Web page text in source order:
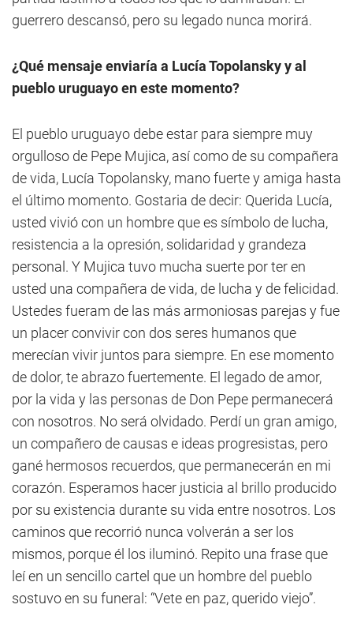
guerrero descansó, pero su legado nunca morirá.
¿Qué mensaje enviaría a Lucía Topolansky y al
pueblo uruguayo en este momento?
El pueblo uruguayo debe estar para siempre muy
orgulloso de Pepe Mujica, así como de su compañera
de vida, Lucía Topolansky, mano fuerte y amiga hasta
el último momento. Gostaria de decir: Querida Lucía,
usted vivió con un hombre que es símbolo de lucha,
resistencia a la opresión, solidaridad y grandeza
personal. Y Mujica tuvo mucha suerte por ter en
usted una compañera de vida, de lucha y de felicidad.
Ustedes fueram de las más armoniosas parejas y fue
un placer convivir con dos seres humanos que
merecían vivir juntos para siempre. En ese momento
de dolor, te abrazo fuertemente. El legado de amor,
por la vida y las personas de Don Pepe permanecerá
con nosotros. No será olvidado. Perdí un gran amigo,
un compañero de causas e ideas progresistas, pero
gané hermosos recuerdos, que permanecerán en mi
corazón. Esperamos hacer justicia al brillo producido
por su existencia durante su vida entre nosotros. Los
caminos que recorrió nunca volverán a ser los
mismos, porque él los iluminó. Repito una frase que
leí en un sencillo cartel que un hombre del pueblo
sostuvo en su funeral: “Vete en paz, querido viejo”.